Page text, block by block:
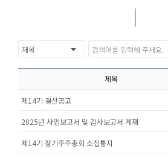
제목
제14기 결산공고
2025년 사업보고서 및 감사보고서 게재
제14기 정기주주총회 소집통지